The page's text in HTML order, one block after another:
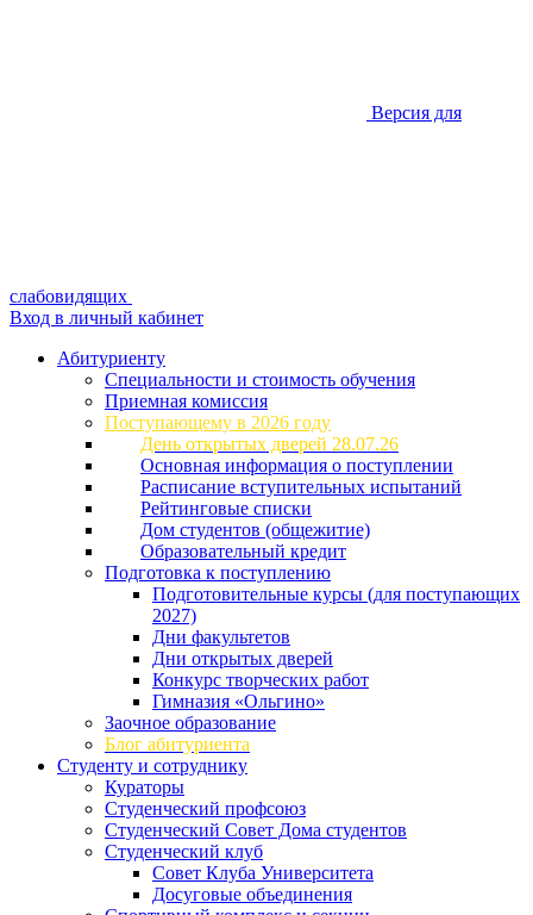
Версия для
слабовидящих
Вход в личный кабинет
Абитуриенту
Специальности и стоимость обучения
Приемная комиссия
Поступающему в 2026 году
День открытых дверей 28.07.26
Основная информация о поступлении
Расписание вступительных испытаний
Рейтинговые списки
Дом студентов (общежитие)
Образовательный кредит
Подготовка к поступлению
Подготовительные курсы (для поступающих
2027)
Дни факультетов
Дни открытых дверей
Конкурс творческих работ
Гимназия «Ольгино»
Заочное образование
Блог абитуриента
Студенту и сотруднику
Кураторы
Студенческий профсоюз
Студенческий Совет Дома студентов
Студенческий клуб
Совет Клуба Университета
Досуговые объединения